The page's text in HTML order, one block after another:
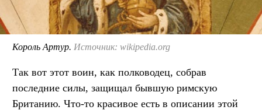
Король Артур. Источник: wikipedia.org
Так вот этот воин, как полководец, собрав
последние силы, защищал бывшую римскую
Британию. Что-то красивое есть в описании этой